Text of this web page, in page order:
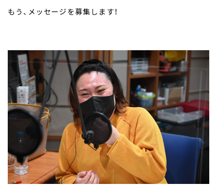
YouTube
もう、メッセージを募集します！